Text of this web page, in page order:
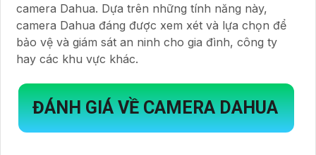
camera Dahua. Dựa trên những tính năng này,
camera Dahua đáng được xem xét và lựa chọn để
bảo vệ và giám sát an ninh cho gia đình, công ty
hay các khu vực khác.
ĐÁNH GIÁ VỀ CAMERA DAHUA